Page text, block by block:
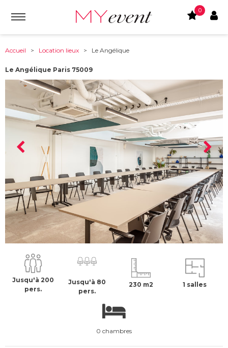
0
Accueil > Location lieux > Le Angélique
Le Angélique Paris 75009
75009 Paris À partir de :
2900 €H.T
Jusqu'à 200
pers.
Jusqu'à 80
pers.
230 m2 1 salles
0 chambres